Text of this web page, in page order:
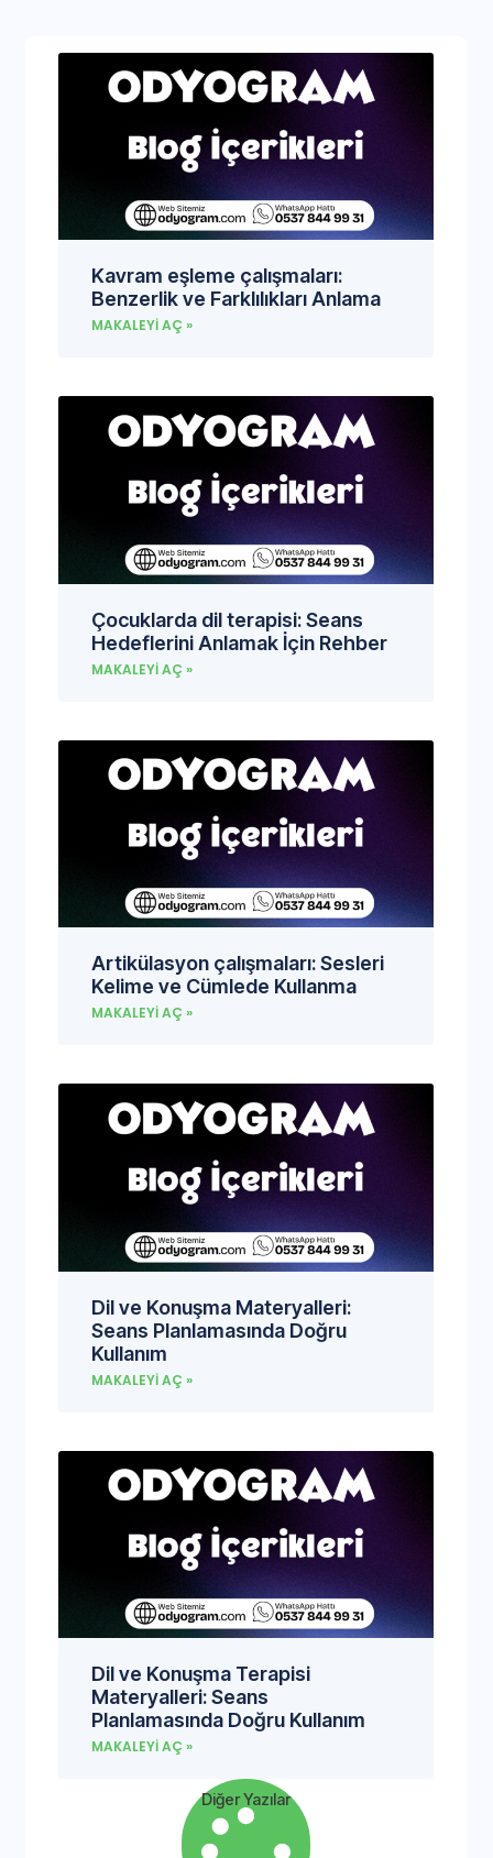
Kavram eşleme çalışmaları:
Benzerlik ve Farklılıkları Anlama
MAKALEYI AÇ »
Çocuklarda dil terapisi: Seans
Hedeflerini Anlamak İçin Rehber
MAKALEYI AÇ »
Artikülasyon çalışmaları: Sesleri
Kelime ve Cümlede Kullanma
MAKALEYI AÇ »
Dil ve Konuşma Materyalleri:
Seans Planlamasında Doğru
Kullanım
MAKALEYI AÇ »
Dil ve Konuşma Terapisi
Materyalleri: Seans
Planlamasında Doğru Kullanım
MAKALEYI AÇ »
Diğer Yazılar